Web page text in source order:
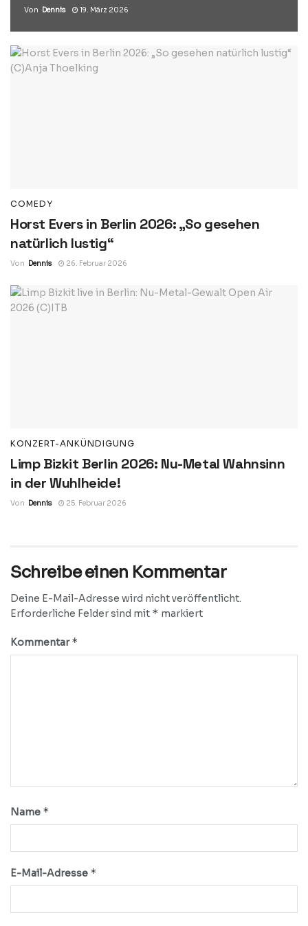
Von Dennis 19. März 2026
COMEDY
Horst Evers in Berlin 2026: „So gesehen
natürlich lustig“
Von Dennis 26. Februar 2026
KONZERT-ANKÜNDIGUNG
Limp Bizkit Berlin 2026: Nu-Metal Wahnsinn
in der Wuhlheide!
Von Dennis 25. Februar 2026
Schreibe einen Kommentar
Deine E-Mail-Adresse wird nicht veröffentlicht.
Erforderliche Felder sind mit * markiert
Kommentar*
Name *
E-Mail-Adresse *